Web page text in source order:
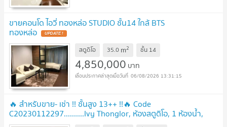
ขายคอนโด ไอวี่ ทองหล่อ STUDIO ชั้น14 ใกล้ BTS
ทองหล่อ UPDATE !
สตูดิโอ 35.0 m2 ชั้น 14
4,850,000 บาท
06/08/2026 13:31:15
🔥 สำหรับขาย- เช่า !! ชั้นสูง 13++ !!🔥 Code
C20230112297..........Ivy Thonglor, ห้องสตูดิโอ, 1 ห้องน้ำ,
แต่งครบ, พร้อมเข้าอยู่, ราคาพิเศษ!!📣📣